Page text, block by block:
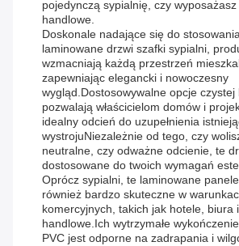
pojedynczą sypialnię, czy wyposażasz
handlowe.
Doskonale nadające się do
laminowane drzwi szafki sypialni,
wzmacniają każdą przestrzeń
zapewniając elegancki i nowoczesny
wygląd.Dostosowywalne opcje czystej
pozwalają właścicielom domów i
idealny odcień do uzupełnienia
wystrojuNiezależnie od tego, czy
neutralne, czy odważne odcienie, te
dostosowane do twoich wymagań
Oprócz sypialni, te laminowane
również bardzo skuteczne w
komercyjnych, takich jak hotele, biura
handlowe.Ich wytrzymałe
PVC jest odporne na zadrapania i